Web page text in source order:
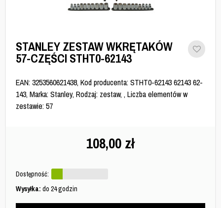
STANLEY ZESTAW WKRĘTAKÓW
57-CZĘŚCI STHT0-62143
EAN: 3253560621438, Kod producenta: STHT0-62143 62143 62-
143, Marka: Stanley, Rodzaj: zestaw, , Liczba elementów w
zestawie: 57
108,00 zł
Dostępność:
Wysyłka: do 24 godzin